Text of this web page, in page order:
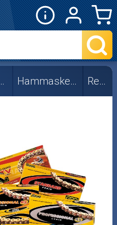
Hammasketjut, 428 Regina